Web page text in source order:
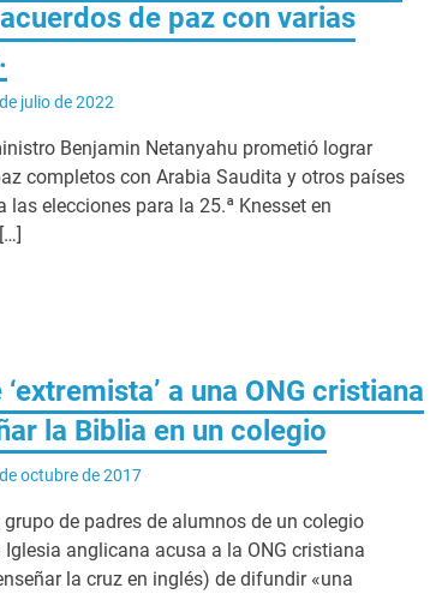
de paz con varias
julio de 2022
Benjamin Netanyahu prometió lograr
completos con Arabia Saudita y otros países
las elecciones para la 25.ª Knesset en
a una ONG cristiana
la Biblia en un colegio
octubre de 2017
de padres de alumnos de un colegio
anglicana acusa a la ONG cristiana
la cruz en inglés) de difundir «una